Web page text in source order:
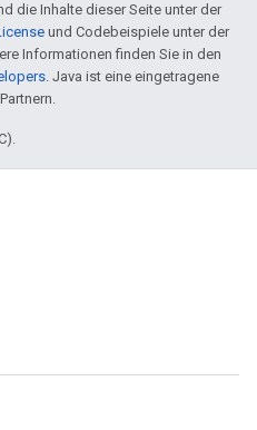
die Inhalte dieser Seite unter der
und Codebeispiele unter der
Informationen finden Sie in den
. Java ist eine eingetragene